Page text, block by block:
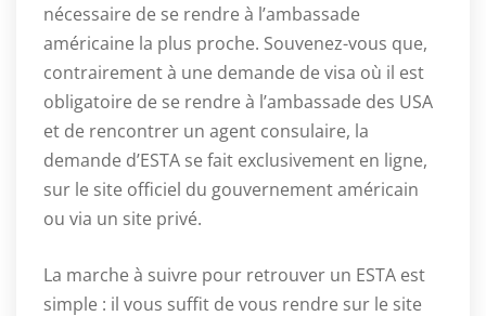
nécessaire de se rendre à l’ambassade
américaine la plus proche. Souvenez-vous que,
contrairement à une demande de visa où il est
obligatoire de se rendre à l’ambassade des USA
et de rencontrer un agent consulaire, la
demande d’ESTA se fait exclusivement en ligne,
sur le site officiel du gouvernement américain
ou via un site privé.
La marche à suivre pour retrouver un ESTA est
simple : il vous suffit de vous rendre sur le site